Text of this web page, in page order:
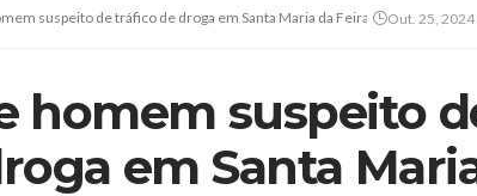
suspeito de tráfico de droga em Santa Maria da Feira Out. 25, 2024
homem suspeito
em Santa